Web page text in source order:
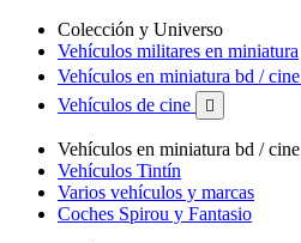
Colección y Universo
Vehículos militares en miniatura
Vehículos en miniatura bd / cine
Vehículos de cine 
Vehículos en miniatura bd / cine
Vehículos Tintín
Varios vehículos y marcas
Coches Spirou y Fantasio